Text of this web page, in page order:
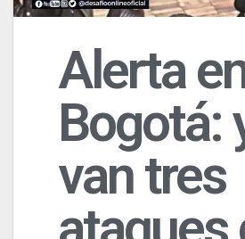
Alerta
Bogotá:
van tres